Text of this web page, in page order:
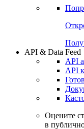
Чат
API & Data Feed
API